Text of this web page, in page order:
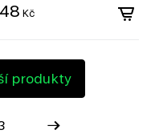
Kč
produkty